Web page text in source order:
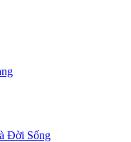
Đời Sống